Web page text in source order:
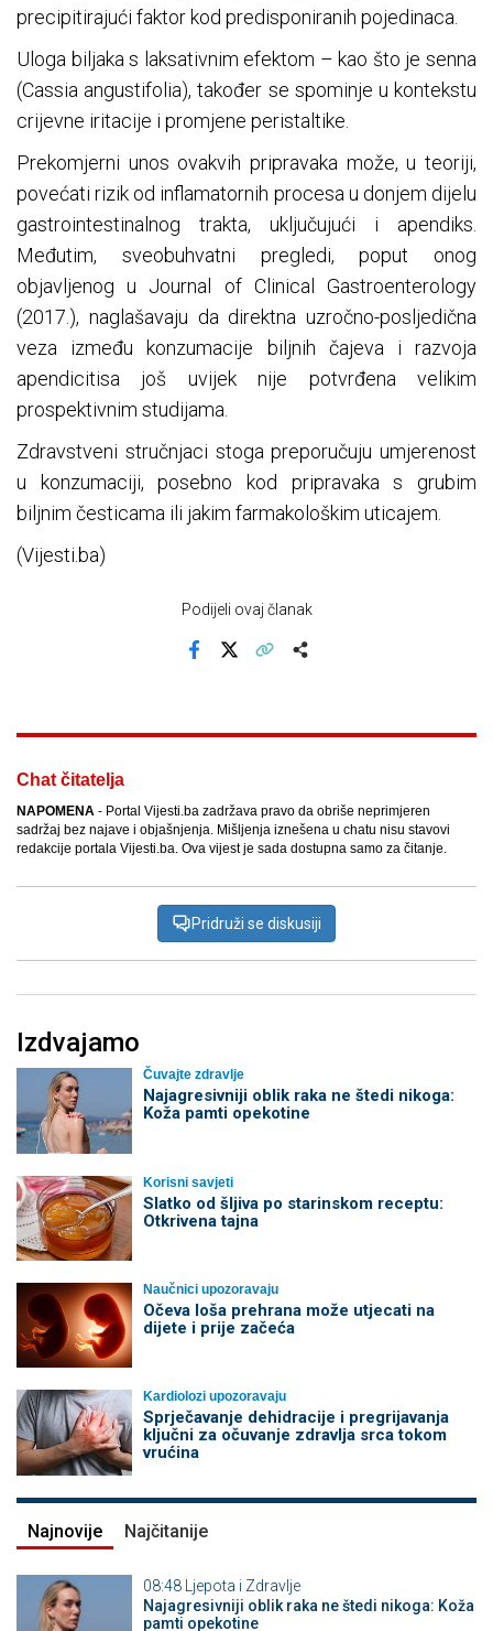
precipitirajući faktor kod predisponiranih pojedinaca.
Uloga biljaka s laksativnim efektom – kao što je senna
(Cassia angustifolia), također se spominje u kontekstu
crijevne iritacije i promjene peristaltike.
Prekomjerni unos ovakvih pripravaka može, u teoriji,
povećati rizik od inflamatornih procesa u donjem dijelu
gastrointestinalnog trakta, uključujući i apendiks.
Međutim, sveobuhvatni pregledi, poput onog
objavljenog u Journal of Clinical Gastroenterology
(2017.), naglašavaju da direktna uzročno-posljedična
veza između konzumacije biljnih čajeva i razvoja
apendicitisa još uvijek nije potvrđena velikim
prospektivnim studijama.
Zdravstveni stručnjaci stoga preporučuju umjerenost
u konzumaciji, posebno kod pripravaka s grubim
biljnim česticama ili jakim farmakološkim uticajem.
(Vijesti.ba)
Podijeli ovaj članak
Chat čitatelja
NAPOMENA - Portal Vijesti.ba zadržava pravo da obriše neprimjeren
sadržaj bez najave i objašnjenja. Mišljenja iznešena u chatu nisu stavovi
redakcije portala Vijesti.ba. Ova vijest je sada dostupna samo za čitanje.
Pridruži se diskusiji
Izdvajamo
Čuvajte zdravlje
Najagresivniji oblik raka ne štedi nikoga:
Koža pamti opekotine
Korisni savjeti
Slatko od šljiva po starinskom receptu:
Otkrivena tajna
Naučnici upozoravaju
Očeva loša prehrana može utjecati na
dijete i prije začeća
Kardiolozi upozoravaju
Sprječavanje dehidracije i pregrijavanja
ključni za očuvanje zdravlja srca tokom
vrućina
Najnovije Najčitanije
08:48 Ljepota i Zdravlje
Najagresivniji oblik raka ne štedi nikoga: Koža
pamti opekotine